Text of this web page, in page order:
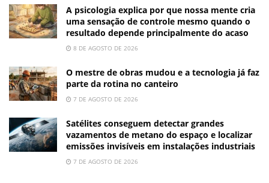
A psicologia explica por que nossa mente cria
uma sensação de controle mesmo quando o
resultado depende principalmente do acaso
8 DE AGOSTO DE 2026
O mestre de obras mudou e a tecnologia já faz
parte da rotina no canteiro
7 DE AGOSTO DE 2026
Satélites conseguem detectar grandes
vazamentos de metano do espaço e localizar
emissões invisíveis em instalações industriais
7 DE AGOSTO DE 2026